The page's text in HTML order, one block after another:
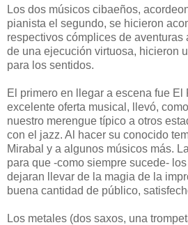
Los dos músicos cibaeños,
pianista el segundo, se hicieron
respectivos cómplices de aventuras
de una ejecución virtuosa, hicieron
para los sentidos.
El primero en llegar a escena fue El
excelente oferta musical, llevó,
nuestro merengue típico a otros
con el jazz. Al hacer su conocido
Mirabal y a algunos músicos más.
para que -como siempre sucede-
dejaran llevar de la magia de la
buena cantidad de público,
Los metales (dos saxos, una